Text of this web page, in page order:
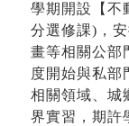
學期開設【不
分選修課) ，
畫等相關公部
度開始與私部
相關領域、城
界實習，期許